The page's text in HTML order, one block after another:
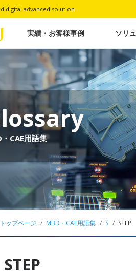
digital advanced solution
実績・お客様事例 ソリ
CAE用語集
トップページ MBD・CAE用語集 S STEP
STEP